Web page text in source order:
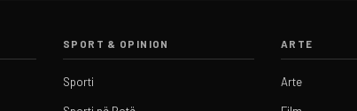
SPORT & OPINION
Sporti
ARTE
Arte